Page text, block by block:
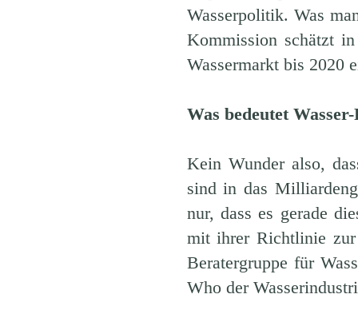
Wasserpolitik. Was
Kommission schätzt
Wassermarkt bis 2020
Was bedeutet
Kein Wunder also,
sind in das
nur, dass es gerade
mit ihrer Richtlinie zur
Beratergruppe für
Who der